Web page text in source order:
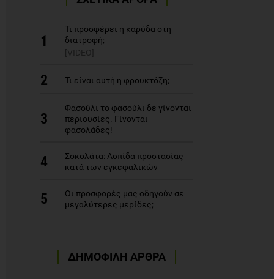
1
Τι προσφέρει η καρύδα στη
διατροφή;
[VIDEO]
2 Τι είναι αυτή η φρουκτόζη;
3
Φασούλι το φασούλι δε γίνονται
περιουσίες. Γίνονται
φασολάδες!
4
Σοκολάτα: Ασπίδα προστασίας
κατά των εγκεφαλικών
5
Οι προσφορές μας οδηγούν σε
μεγαλύτερες μερίδες;
ΔΗΜΟΦΙΛΗ ΑΡΘΡΑ